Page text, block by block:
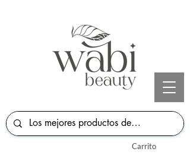
Carrito